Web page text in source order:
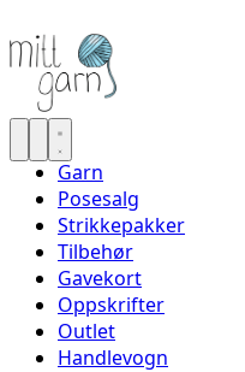
Garn
Posesalg
Strikkepakker
Tilbehør
Gavekort
Oppskrifter
Outlet
Handlevogn